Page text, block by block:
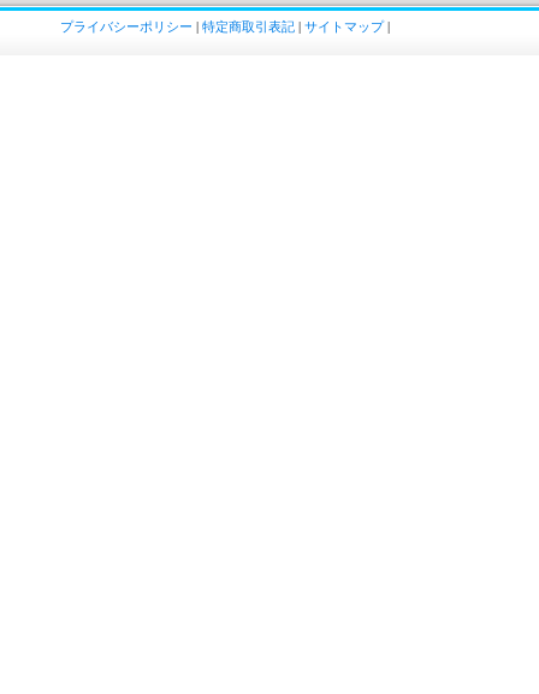
プライバシーポリシー | 特定商取引表記 | サイトマップ|